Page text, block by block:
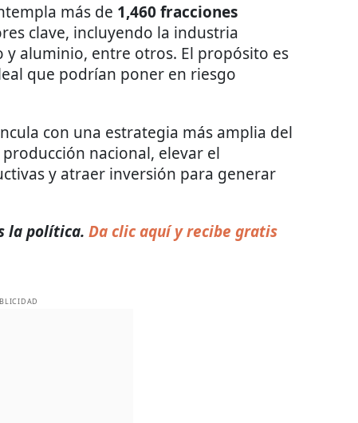
más de 1,460 fracciones
clave, incluyendo la industria
aluminio, entre otros. El propósito es
que podrían poner en riesgo
con una estrategia más amplia del
nacional, elevar el
y atraer inversión para generar
la política. Da clic aquí y recibe gratis